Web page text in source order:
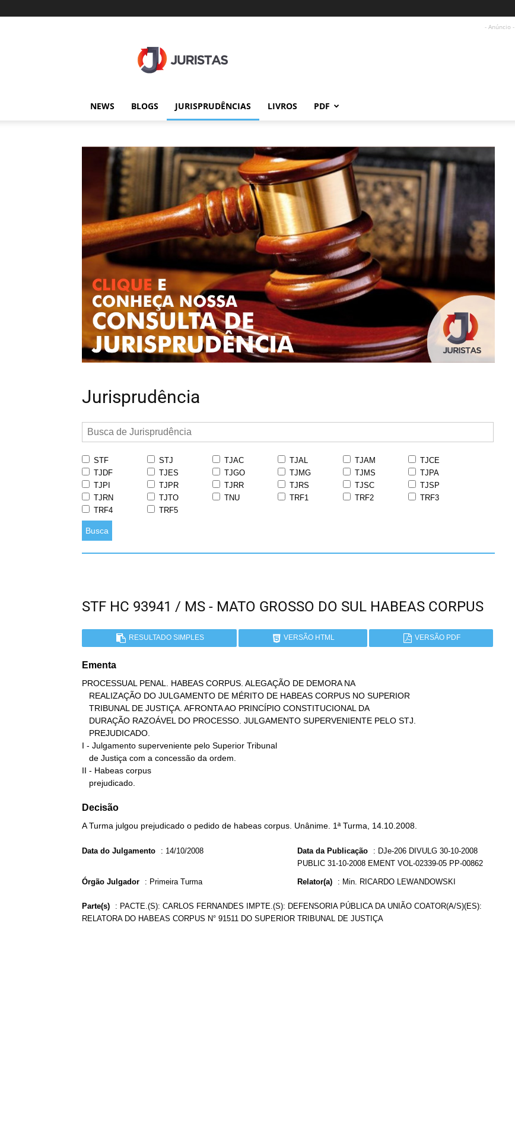
- Anúncio -
NEWS BLOGS JURISPRUDÊNCIAS LIVROS PDF
Jurisprudência
STF STJ TJAC TJAL TJAM
TJCE
TJDF
TJES TJGO TJMG TJMS
TJPA
TJPI
TJPR TJRR TJRS TJSC
TJSP
TJRN
TJTO TNU TRF1 TRF2
TRF3
TRF4
TRF5
Busca
STF HC 93941 / MS - MATO GROSSO DO SUL HABEAS CORPUS
RESULTADO SIMPLES VERSÃO HTML VERSÃO PDF
Ementa
PROCESSUAL PENAL. HABEAS CORPUS. ALEGAÇÃO DE DEMORA NA
I - Julgamento superveniente pelo Superior Tribunal
II - Habeas corpus
   prejudicado.
Decisão
A Turma julgou prejudicado o pedido de habeas corpus. Unânime. 1ª Turma, 14.10.2008.
Data do Julgamento : 14/10/2008 Data da Publicação : DJe-206 DIVULG 30-10-2008
PUBLIC 31-10-2008 EMENT VOL-02339-05 PP-00862
Órgão Julgador : Primeira Turma Relator(a) : Min. RICARDO LEWANDOWSKI
Parte(s) : PACTE.(S): CARLOS FERNANDES IMPTE.(S): DEFENSORIA PÚBLICA DA UNIÃO COATOR(A/S)(ES):
RELATORA DO HABEAS CORPUS N° 91511 DO SUPERIOR TRIBUNAL DE JUSTIÇA